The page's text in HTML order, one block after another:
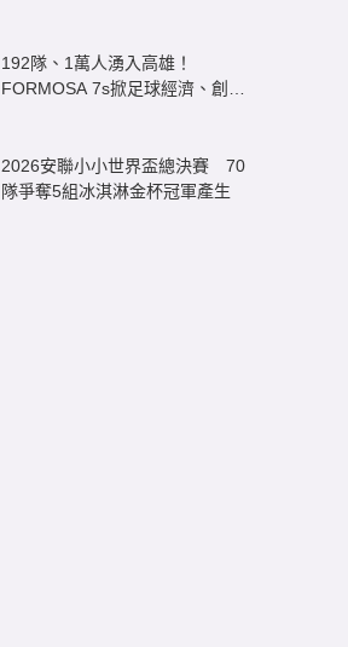
192隊、1萬人湧入高雄！
FORMOSA 7s掀足球經濟、創造
2026安聯小小世界盃總決賽 70
隊爭奪5組冰淇淋金杯冠軍產生